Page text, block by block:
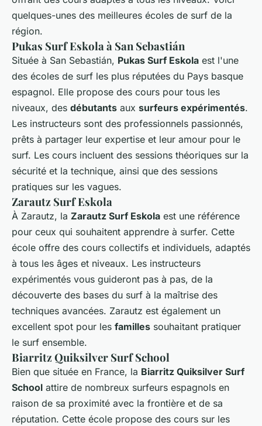
quelques-unes des meilleures écoles de surf de la
région.
Pukas Surf Eskola à San Sebastián
Située à San Sebastián, Pukas Surf Eskola est l'une
des écoles de surf les plus réputées du Pays basque
espagnol. Elle propose des cours pour tous les
niveaux, des débutants aux surfeurs expérimentés.
Les instructeurs sont des professionnels passionnés,
prêts à partager leur expertise et leur amour pour le
surf. Les cours incluent des sessions théoriques sur la
sécurité et la technique, ainsi que des sessions
pratiques sur les vagues.
Zarautz Surf Eskola
À Zarautz, la Zarautz Surf Eskola est une référence
pour ceux qui souhaitent apprendre à surfer. Cette
école offre des cours collectifs et individuels, adaptés
à tous les âges et niveaux. Les instructeurs
expérimentés vous guideront pas à pas, de la
découverte des bases du surf à la maîtrise des
techniques avancées. Zarautz est également un
excellent spot pour les familles souhaitant pratiquer
le surf ensemble.
Biarritz Quiksilver Surf School
Bien que située en France, la Biarritz Quiksilver Surf
School attire de nombreux surfeurs espagnols en
raison de sa proximité avec la frontière et de sa
réputation. Cette école propose des cours sur les